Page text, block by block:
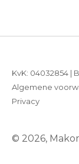
© 2026,
KvK: 04032854 |
Algemene
Privacy